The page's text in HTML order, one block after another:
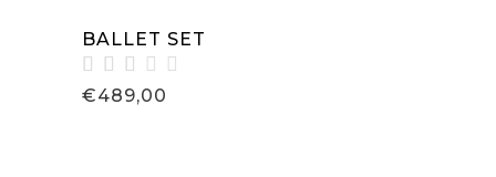
BALLET SET
Bewertet
mit
€489,00